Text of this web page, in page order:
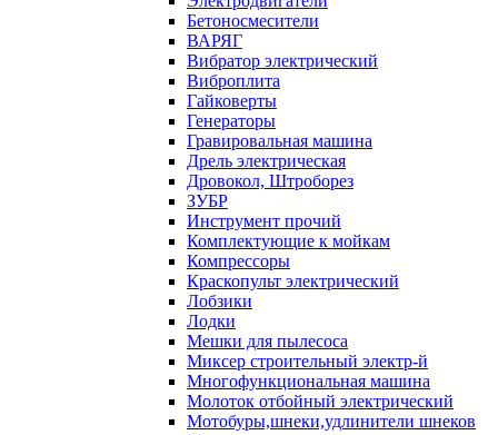
Бетоносмесители
ВАРЯГ
Вибратор электрический
Виброплита
Гайковерты
Генераторы
Гравировальная машина
Дрель электрическая
Дровокол, Штроборез
ЗУБР
Инструмент прочий
Комплектующие к мойкам
Компрессоры
Краскопульт электрический
Лобзики
Лодки
Мешки для пылесоса
Миксер строительный электр-й
Многофункциональная машина
Молоток отбойный электрический
Мотобуры,шнеки,удлинители шнеков